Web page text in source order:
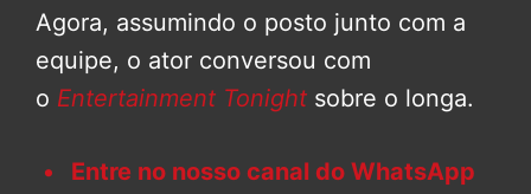
Agora, assumindo o posto junto com a
equipe, o ator conversou com
o Entertainment Tonight sobre o longa.
Entre no nosso canal do WhatsApp